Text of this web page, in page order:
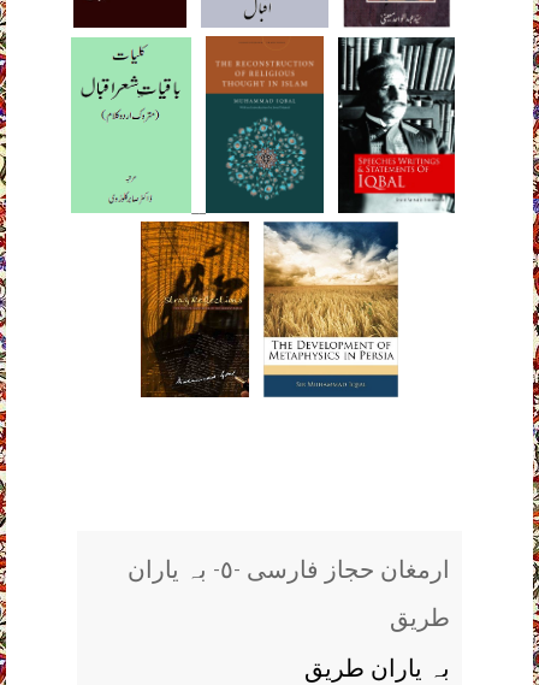
ارمغان حجاز فارسی -٥- بہ یاران
طریق
بہ یاران طریق